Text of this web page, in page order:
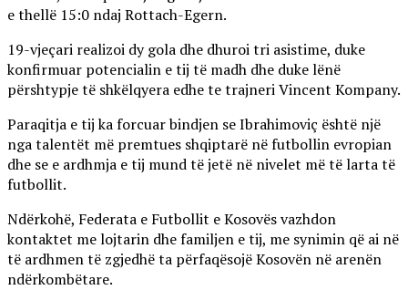
e thellë 15:0 ndaj Rottach-Egern.
19-vjeçari realizoi dy gola dhe dhuroi tri asistime, duke
konfirmuar potencialin e tij të madh dhe duke lënë
përshtypje të shkëlqyera edhe te trajneri Vincent Kompany.
Paraqitja e tij ka forcuar bindjen se Ibrahimoviç është një
nga talentët më premtues shqiptarë në futbollin evropian
dhe se e ardhmja e tij mund të jetë në nivelet më të larta të
futbollit.
Ndërkohë, Federata e Futbollit e Kosovës vazhdon
kontaktet me lojtarin dhe familjen e tij, me synimin që ai në
të ardhmen të zgjedhë ta përfaqësojë Kosovën në arenën
ndërkombëtare.